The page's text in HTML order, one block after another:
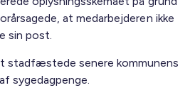
at medarbejderen ikke
sin post.
senere kommunens
sygedagpenge.